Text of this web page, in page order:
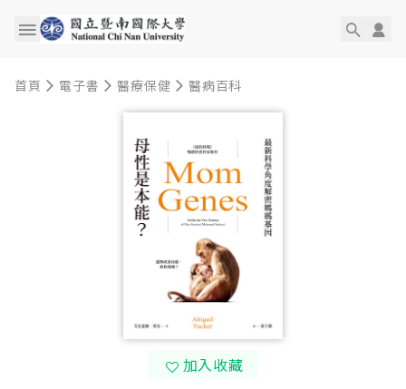
首頁 電子書 醫療保健 醫病百科
加入收藏